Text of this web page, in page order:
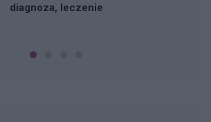
diagnoza, leczenie